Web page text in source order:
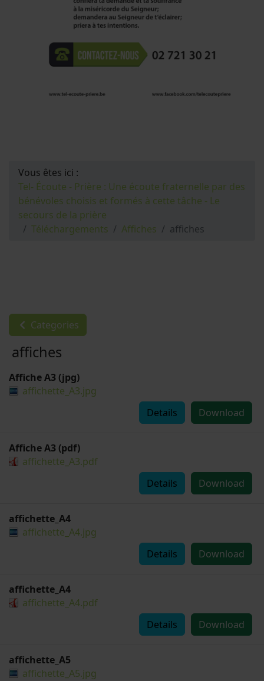
Vous êtes ici :
Tel- Écoute - Prière : Une écoute fraternelle par des
bénévoles choisis et formés à cette tâche - Le
secours de la prière
Téléchargements
Affiches affiches
Categories
affiches
Affiche A3 (jpg)
affichette_A3.jpg
Download
Details
Affiche A3 (pdf)
affichette_A3.pdf
Download
Details
affichette_A4
affichette_A4.jpg
Download
Details
affichette_A4
affichette_A4.pdf
Download
Details
affichette_A5
affichette_A5.jpg